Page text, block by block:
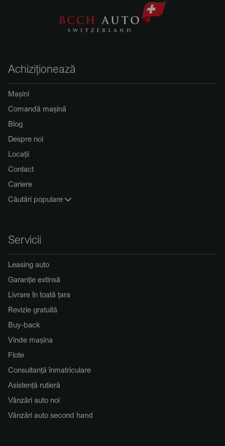
Achiziționează
Mașini
Comandă mașină
Blog
Despre noi
Locații
Contact
Cariere
Căutări populare
Servicii
Leasing auto
Garanție extinsă
Livrare în toată țara
Revizie gratuită
Buy-back
Vinde mașina
Flote
Consultanță înmatriculare
Asistență rutieră
Vânzări auto noi
Vânzări auto second hand